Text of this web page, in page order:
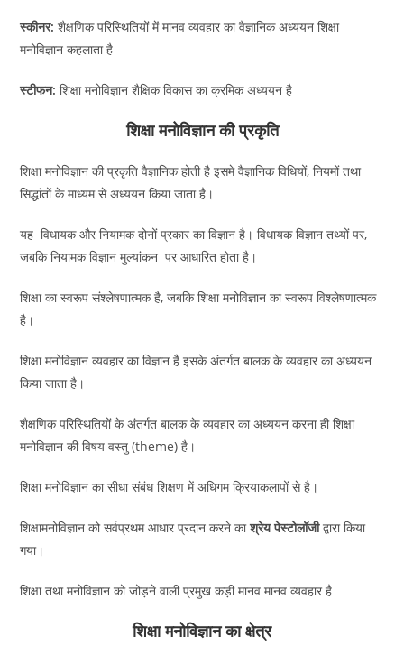
स्कीनर:शैक्षणिक परिस्थितियों में मानव व्यवहार का वैज्ञानिक अध्ययन शिक्षा
मनोविज्ञान कहलाता है
स्टीफन:शिक्षा मनोविज्ञान शैक्षिक विकास का क्रमिक अध्ययन है
शिक्षा मनोविज्ञान की प्रकृति
शिक्षा मनोविज्ञान की प्रकृति वैज्ञानिक होती है इसमे वैज्ञानिक विधियों, नियमों तथा
सिद्धांतों के माध्यम से अध्ययन किया जाता है।
यह विधायक और नियामक दोनों प्रकार का विज्ञान है। विधायक विज्ञान तथ्यों पर,
जबकि नियामक विज्ञान मुल्यांकन पर आधारित होता है।
शिक्षा का स्वरूप संश्लेषणात्मक है, जबकि शिक्षा मनोविज्ञान का स्वरूप विश्लेषणात्मक
है।
शिक्षा मनोविज्ञान व्यवहार काविज्ञान हैइसके अंतर्गत बालक के व्यवहार का अध्ययन
किया जाता है।
शैक्षणिक परिस्थितियों के अंतर्गत बालक के व्यवहार का अध्ययन करना ही शिक्षा
मनोविज्ञान की विषय वस्तु (theme) है।
शिक्षा मनोविज्ञान का सीधा संबंध शिक्षण में अधिगम क्रियाकलापों से है।
शिक्षामनोविज्ञान को सर्वप्रथम आधार प्रदान करने काश्रेय पेस्टोलॉजीद्वारा किया
गया।
शिक्षा तथा मनोविज्ञान को जोड़ने वाली प्रमुख कड़ी मानव मानव व्यवहार है
शिक्षा मनोविज्ञान का क्षेत्र